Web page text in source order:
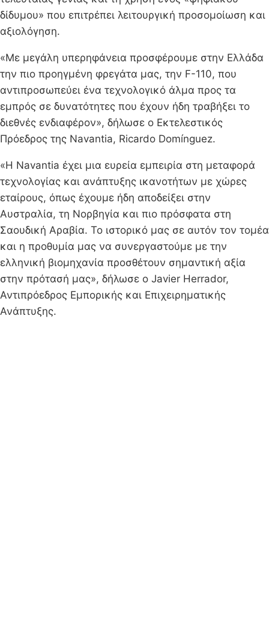
δίδυμου» που επιτρέπει λειτουργική προσομοίωση και
αξιολόγηση.
«Με μεγάλη υπερηφάνεια προσφέρουμε στην Ελλάδα
την πιο προηγμένη φρεγάτα μας, την F-110, που
αντιπροσωπεύει ένα τεχνολογικό άλμα προς τα
εμπρός σε δυνατότητες που έχουν ήδη τραβήξει το
διεθνές ενδιαφέρον», δήλωσε ο Εκτελεστικός
Πρόεδρος της Navantia, Ricardo Domínguez.
«Η Navantia έχει μια ευρεία εμπειρία στη μεταφορά
τεχνολογίας και ανάπτυξης ικανοτήτων με χώρες
εταίρους, όπως έχουμε ήδη αποδείξει στην
Αυστραλία, τη Νορβηγία και πιο πρόσφατα στη
Σαουδική Αραβία. Το ιστορικό μας σε αυτόν τον τομέα
και η προθυμία μας να συνεργαστούμε με την
ελληνική βιομηχανία προσθέτουν σημαντική αξία
στην πρότασή μας», δήλωσε ο Javier Herrador,
Αντιπρόεδρος Εμπορικής και Επιχειρηματικής
Ανάπτυξης.